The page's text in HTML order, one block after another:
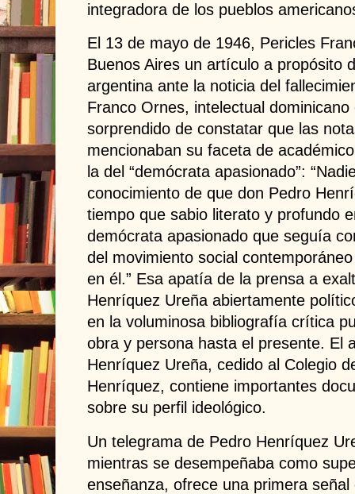
integradora de los pueblos
El 13 de mayo de 1946, Pericles
Buenos Aires un artículo a propósito
argentina ante la noticia del
Franco Ornes, intelectual
sorprendido de constatar que las
mencionaban su faceta de
la del “demócrata apasionado”:
conocimiento de que don Pedro
tiempo que sabio literato y profundo
demócrata apasionado que seguía
del movimiento social
en él.” Esa apatía de la prensa a
Henríquez Ureña abiertamente
en la voluminosa bibliografía crítica
obra y persona hasta el presente. El
Henríquez Ureña, cedido al Colegio
Henríquez, contiene importantes
sobre su perfil ideológico.
Un telegrama de Pedro Henríquez
mientras se desempeñaba como
enseñanza, ofrece una primera señal